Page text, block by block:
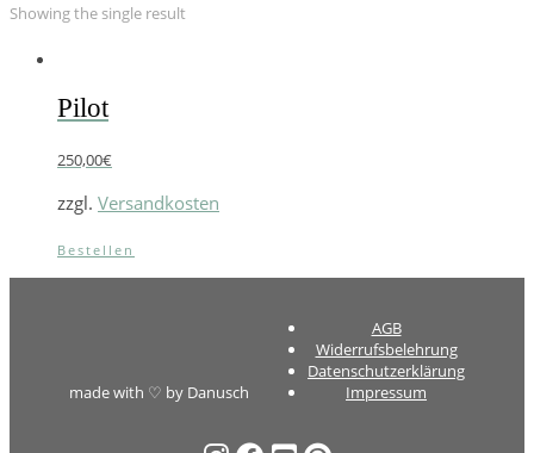
Showing the single result
Pilot
250,00€
zzgl. Versandkosten
Bestellen
made with ♡ by Danusch
AGB
Widerrufsbelehrung
Datenschutzerklärung
Impressum